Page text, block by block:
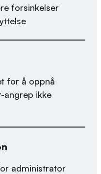
forsinkelser
for å oppnå
angrep ikke
administrator